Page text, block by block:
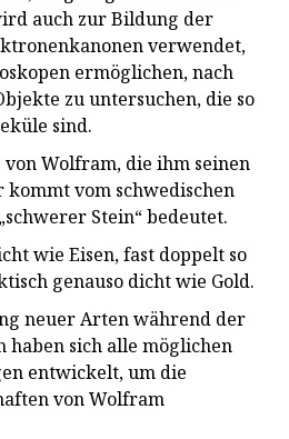
auch zur Bildung der
verwendet,
ermöglichen, nach
zu untersuchen, die so
sind.
Wolfram, die ihm seinen
kommt vom schwedischen
Stein“ bedeutet.
wie Eisen, fast doppelt so
genauso dicht wie Gold.
neuer Arten während der
haben sich alle möglichen
entwickelt, um die
von Wolfram